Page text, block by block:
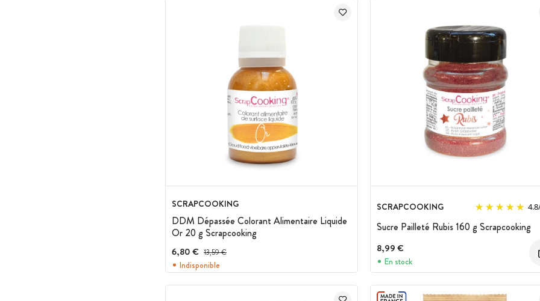
SCRAPCOOKING
DDM Dépassée Colorant Alimentaire Liquide
Or 20 g Scrapcooking
6,80 € Prix avant réduction :
13,59 €
Indisponible
SCRAPCOOKING 4.8
Sucre Pailleté Rubis 160 g Scrapcooking
8,99 €
En stock